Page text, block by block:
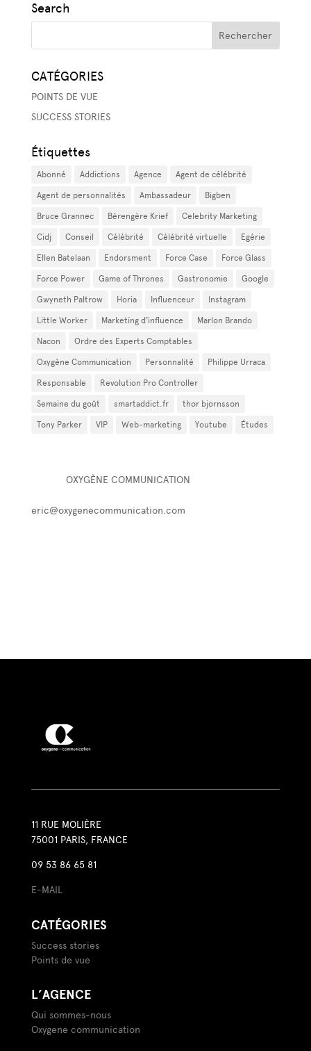
Search
CATÉGORIES
POINTS DE VUE
SUCCESS STORIES
Étiquettes
Abonné Addictions Agence Agent de célébrité
Agent de personnalités Ambassadeur Bigben
Bruce Grannec Bérengère Krief Celebrity Marketing
Cidj Conseil Célébrité Célébrité virtuelle Egérie
Ellen Batelaan Endorsment Force Case Force Glass
Force Power Game of Thrones Gastronomie Google
Gwyneth Paltrow Horia Influenceur Instagram
Little Worker Marketing d'influence Marlon Brando
Nacon Ordre des Experts Comptables
Oxygène Communication Personnalité Philippe Urraca
Responsable Revolution Pro Controller
Semaine du goût smartaddict.fr thor bjornsson
Tony Parker VIP Web-marketing Youtube Études
OXYGÈNE COMMUNICATION
eric@oxygenecommunication.com
11 RUE MOLIÈRE
75001 PARIS, FRANCE
09 53 86 65 81
E-MAIL
CATÉGORIES
Success stories
Points de vue
L’AGENCE
Qui sommes-nous
Oxygene communication